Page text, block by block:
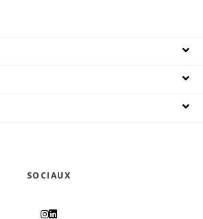
SOCIAUX